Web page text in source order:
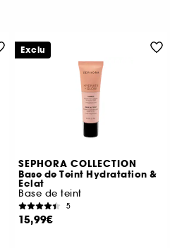
SEPHORA COLLECTION
Base de Teint Hydratation &
Eclat
Base de teint
5
15,99€
Exclu